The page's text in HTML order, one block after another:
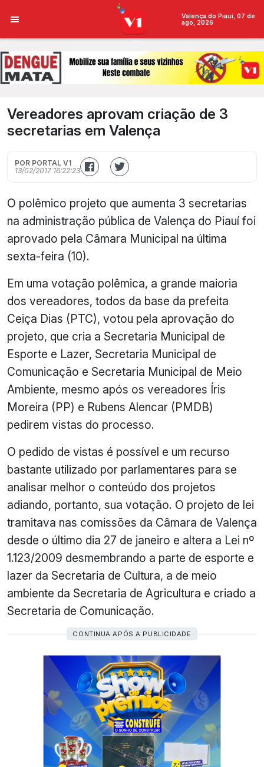
Valença do Piauí, 07 de
ago, 2026
Vereadores aprovam criação de 3
secretarias em Valença
POR PORTAL V1
13/02/2017 16:22:23
O polêmico projeto que aumenta 3 secretarias
na administração pública de Valença do Piauí foi
aprovado pela Câmara Municipal na última
sexta-feira (10).
Em uma votação polêmica, a grande maioria
dos vereadores, todos da base da prefeita
Ceiça Dias (PTC), votou pela aprovação do
projeto, que cria a Secretaria Municipal de
Esporte e Lazer, Secretaria Municipal de
Comunicação e Secretaria Municipal de Meio
Ambiente, mesmo após os vereadores Íris
Moreira (PP) e Rubens Alencar (PMDB)
pedirem vistas do processo.
O pedido de vistas é possível e um recurso
bastante utilizado por parlamentares para se
analisar melhor o conteúdo dos projetos
adiando, portanto, sua votação. O projeto de lei
tramitava nas comissões da Câmara de Valença
desde o último dia 27 de janeiro e altera a Lei nº
1.123/2009 desmembrando a parte de esporte e
lazer da Secretaria de Cultura, a de meio
ambiente da Secretaria de Agricultura e criado a
Secretaria de Comunicação.
CONTINUA APÓS A PUBLICIDADE